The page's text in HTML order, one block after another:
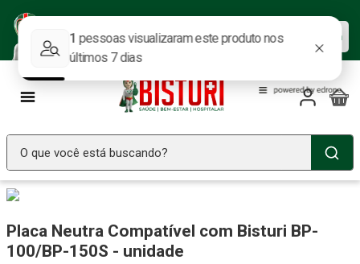
ofertas.
Baixar agora
O que você está buscando?
Placa Neutra Compatível com Bisturi BP-
100/BP-150S - unidade
2 º Fralda Geriatrica